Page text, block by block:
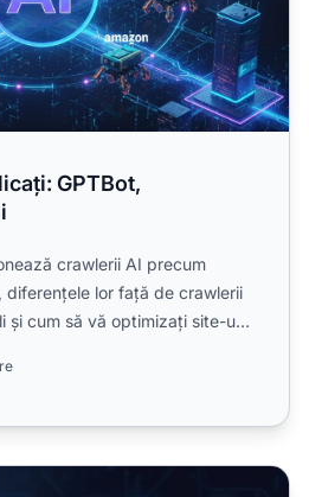
GPTBot,
crawlerii AI precum
diferențele lor față de crawlerii
și cum să vă optimizați site-ul
Toți Boții dintr-o Privire